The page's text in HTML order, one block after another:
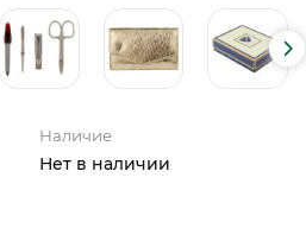
Наличие
Нет в наличии